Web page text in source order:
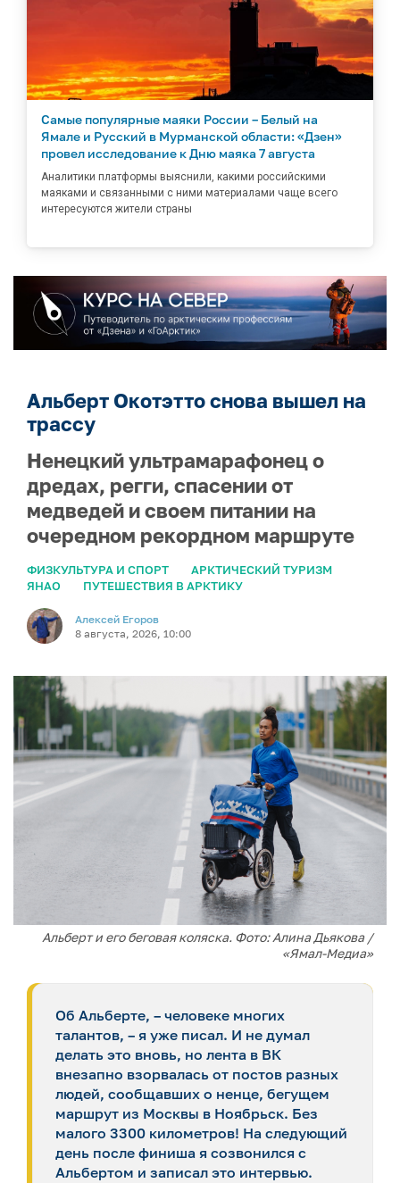
Самые популярные маяки России – Белый на
Ямале и Русский в Мурманской области: «Дзен»
провел исследование к Дню маяка 7 августа
Аналитики платформы выяснили, какими российскими
маяками и связанными с ними материалами чаще всего
интересуются жители страны
Альберт Окотэтто снова вышел на
трассу
Ненецкий ультрамарафонец о
дредах, регги, спасении от
медведей и своем питании на
очередном рекордном маршруте
ФИЗКУЛЬТУРА И СПОРТ
АРКТИЧЕСКИЙ ТУРИЗМ
ЯНАО
ПУТЕШЕСТВИЯ В АРКТИКУ
Алексей Егоров
8 августа, 2026, 10:00
Альберт и его беговая коляска. Фото: Алина Дьякова /
«Ямал-Медиа»
Об Альберте, – человеке многих
талантов, – я уже писал. И не думал
делать это вновь, но лента в ВК
внезапно взорвалась от постов разных
людей, сообщавших о ненце, бегущем
маршрут из Москвы в Ноябрьск. Без
малого 3300 километров! На следующий
день после финиша я созвонился с
Альбертом и записал это интервью.